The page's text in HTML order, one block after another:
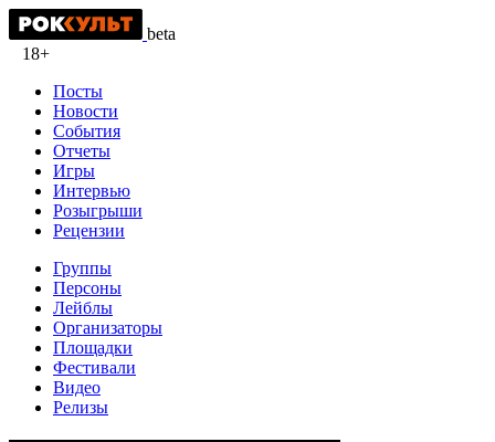
beta
18+
Посты
Новости
События
Отчеты
Игры
Интервью
Розыгрыши
Рецензии
Группы
Персоны
Лейблы
Организаторы
Площадки
Фестивали
Видео
Релизы